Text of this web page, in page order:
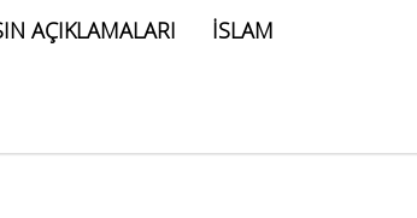
AÇIKLAMALARI İSLAM